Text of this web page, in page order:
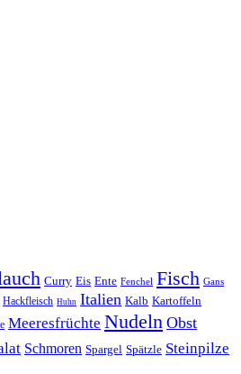
Curry Eis Ente Fenchel Fisch Gans
Hackfleisch Huhn Italien Kalb Kartoffeln
Meeresfrüchte Nudeln Obst
Schmoren Spargel Spätzle Steinpilze